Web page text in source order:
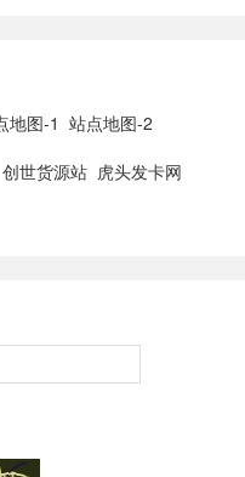
地图-1 站点地图-2
创世货源站 虎头发卡网